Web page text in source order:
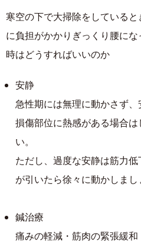
寒空の下で大掃除をしている
に負担がかかりぎっくり腰に
時はどうすればいいのか
安静
急性期には無理に動かさず、
損傷部位に熱感がある場合
い。
ただし、過度な安静は筋力
が引いたら徐々に動かしまし
鍼治療
痛みの軽減・筋肉の緊張緩